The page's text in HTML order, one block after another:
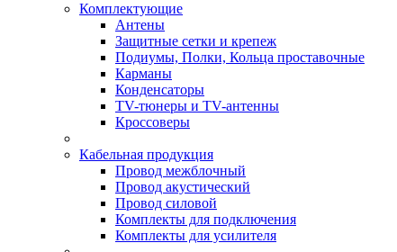
Комплектующие
Антены
Защитные сетки и крепеж
Подиумы, Полки, Кольца проставочные
Карманы
Конденсаторы
TV-тюнеры и TV-антенны
Кроссоверы
Кабельная продукция
Провод межблочный
Провод акустический
Провод силовой
Комплекты для подключения
Комплекты для усилителя